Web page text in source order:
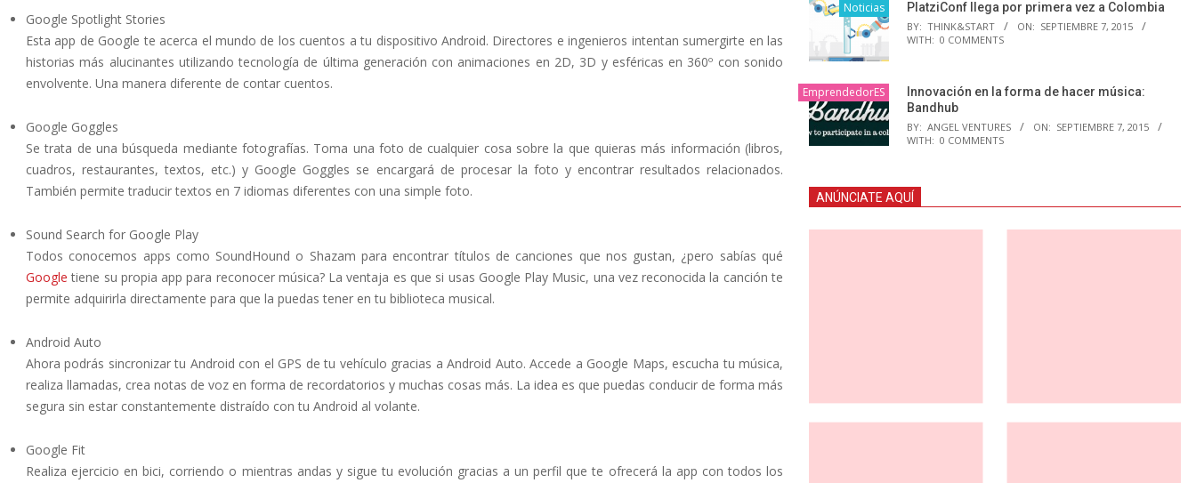
Google Spotlight Stories
Esta app de Google te acerca el mundo de los cuentos a tu dispositivo Android. Directores e ingenieros intentan sumergirte en las
historias más alucinantes utilizando tecnología de última generación con animaciones en 2D, 3D y esféricas en 360º con sonido
envolvente. Una manera diferente de contar cuentos.
Google Goggles
Se trata de una búsqueda mediante fotografías. Toma una foto de cualquier cosa sobre la que quieras más información (libros,
cuadros, restaurantes, textos, etc.) y Google Goggles se encargará de procesar la foto y encontrar resultados relacionados.
También permite traducir textos en 7 idiomas diferentes con una simple foto.
Sound Search for Google Play
Todos conocemos apps como SoundHound o Shazam para encontrar títulos de canciones que nos gustan, ¿pero sabías qué
Google tiene su propia app para reconocer música? La ventaja es que si usas Google Play Music, una vez reconocida la canción te
permite adquirirla directamente para que la puedas tener en tu biblioteca musical.
Android Auto
Ahora podrás sincronizar tu Android con el GPS de tu vehículo gracias a Android Auto. Accede a Google Maps, escucha tu música,
realiza llamadas, crea notas de voz en forma de recordatorios y muchas cosas más. La idea es que puedas conducir de forma más
segura sin estar constantemente distraído con tu Android al volante.
Google Fit
Realiza ejercicio en bici, corriendo o mientras andas y sigue tu evolución gracias a un perfil que te ofrecerá la app con todos los
Noticias PlatziConf llega por primera vez a Colombia
BY: THINK&START ON: SEPTIEMBRE 7, 2015
WITH: 0 COMMENTS
EmprendedorES
Innovación en la forma de hacer música:
Bandhub
BY: ANGEL VENTURES ON: SEPTIEMBRE 7, 2015
WITH: 0 COMMENTS
ANÚNCIATE AQUÍ